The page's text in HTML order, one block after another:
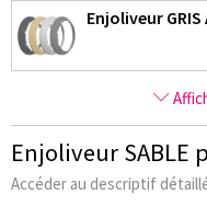
Enjoliveur
Enjoliveur SABLE
Accéder au descriptif